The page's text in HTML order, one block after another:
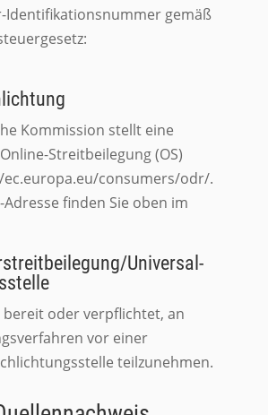
Identifikationsnummer gemäß
Kommission stellt eine
Streitbeilegung (OS)
consumers/odr/.
Adresse finden Sie oben im
Universal­
oder verpflichtet, an
vor einer
teilzunehmen.